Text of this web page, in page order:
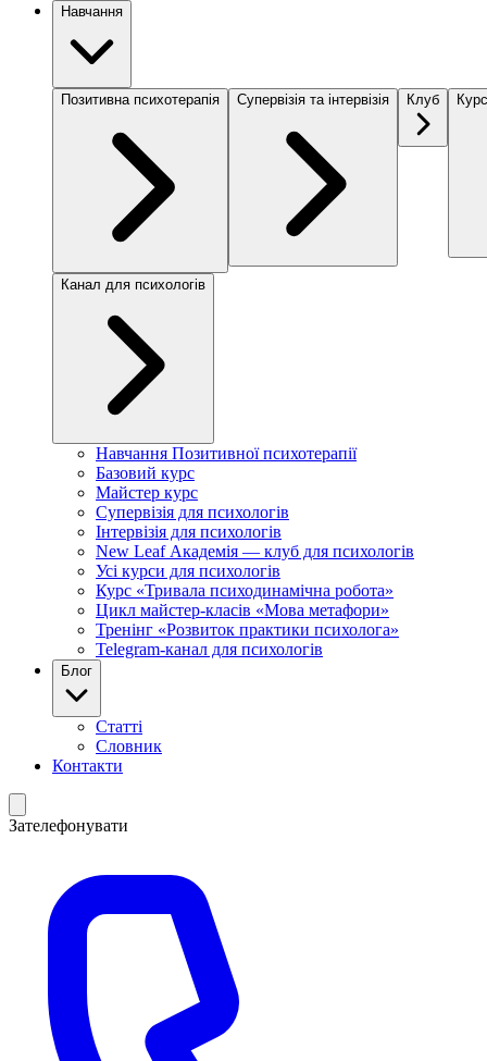
Навчання
Позитивна психотерапія Супервізія та інтервізія Клуб
Канал для психологів
Навчання Позитивної психотерапії
Базовий курс
Майстер курс
Супервізія для психологів
Інтервізія для психологів
New Leaf Академія — клуб для психологів
Усі курси для психологів
Курс «Тривала психодинамічна робота»
Цикл майстер-класів «Мова метафори»
Тренінг «Розвиток практики психолога»
Telegram-канал для психологів
Блог
Статті
Словник
Контакти
Зателефонувати